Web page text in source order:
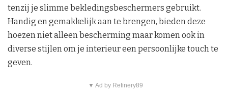
tenzij je slimme bekledingsbeschermers gebruikt.
Handig en gemakkelijk aan te brengen, bieden deze
hoezen niet alleen bescherming maar komen ook in
diverse stijlen om je interieur een persoonlijke touch te
geven.
▼ Ad by Refinery89